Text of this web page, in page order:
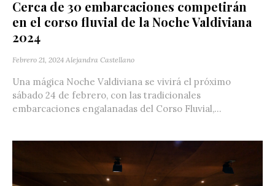
Cerca de 30 embarcaciones competirán
en el corso fluvial de la Noche Valdiviana
2024
Febrero 21, 2024 Alejandra Castellano
Una mágica Noche Valdiviana se vivirá el próximo
sábado 24 de febrero, con las tradicionales
embarcaciones engalanadas del Corso Fluvial,...